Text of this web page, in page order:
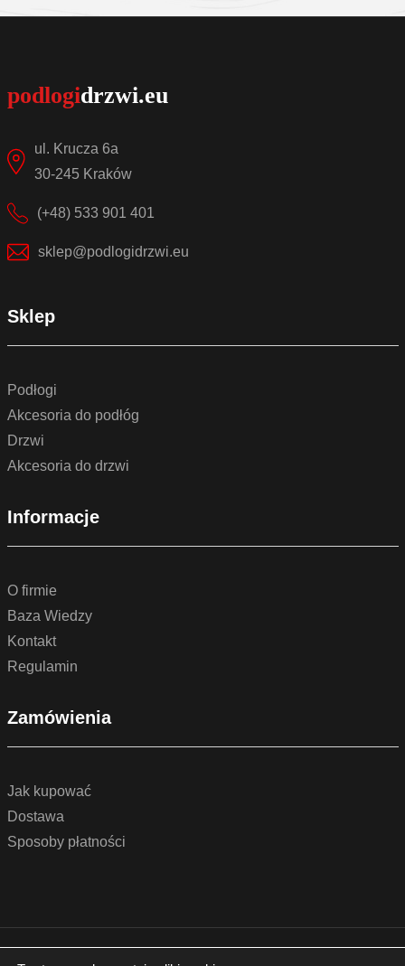
ul. Krucza 6a
30-245 Kraków
(+48) 533 901 401
sklep@podlogidrzwi.eu
Sklep
Podłogi
Akcesoria do podłóg
Drzwi
Akcesoria do drzwi
Informacje
O firmie
Baza Wiedzy
Kontakt
Regulamin
Zamówienia
Jak kupować
Dostawa
Sposoby płatności